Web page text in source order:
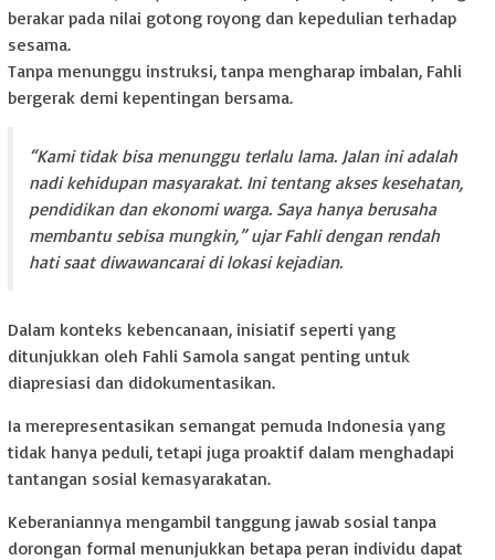
berakar pada nilai gotong royong dan kepedulian terhadap
sesama.
Tanpa menunggu instruksi, tanpa mengharap imbalan, Fahli
bergerak demi kepentingan bersama.
“Kami tidak bisa menunggu terlalu lama. Jalan ini adalah
nadi kehidupan masyarakat. Ini tentang akses kesehatan,
pendidikan dan ekonomi warga. Saya hanya berusaha
membantu sebisa mungkin,” ujar Fahli dengan rendah
hati saat diwawancarai di lokasi kejadian.
Dalam konteks kebencanaan, inisiatif seperti yang
ditunjukkan oleh Fahli Samola sangat penting untuk
diapresiasi dan didokumentasikan.
Ia merepresentasikan semangat pemuda Indonesia yang
tidak hanya peduli, tetapi juga proaktif dalam menghadapi
tantangan sosial kemasyarakatan.
Keberaniannya mengambil tanggung jawab sosial tanpa
dorongan formal menunjukkan betapa peran individu dapat